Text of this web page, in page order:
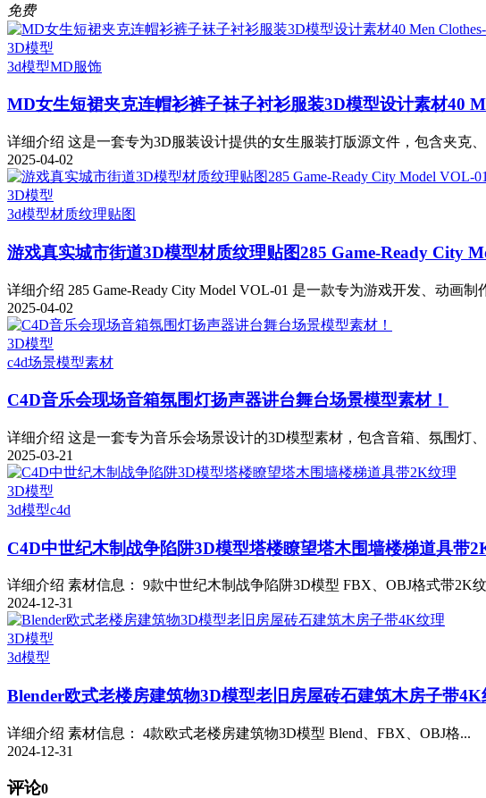
免费
3D模型
3d模型MD服饰
MD女生短裙夹克连帽衫裤子袜子衬衫服装3D模型设计素材40
详细介绍 这是一套专为3D服装设计提供的女生服装打版源文件，包含夹克
2025-04-02
3D模型
3d模型材质纹理贴图
游戏真实城市街道3D模型材质纹理贴图285 Game-Ready City
详细介绍 285 Game-Ready City Model VOL-01 是一款专为游戏开发、动画制
2025-04-02
3D模型
c4d场景模型素材
C4D音乐会现场音箱氛围灯扬声器讲台舞台场景模型素材！
详细介绍 这是一套专为音乐会场景设计的3D模型素材，包含音箱、氛围灯
2025-03-21
3D模型
3d模型c4d
C4D中世纪木制战争陷阱3D模型塔楼瞭望塔木围墙楼梯道具带
详细介绍 素材信息： 9款中世纪木制战争陷阱3D模型 FBX、OBJ格式带2K
2024-12-31
3D模型
3d模型
Blender欧式老楼房建筑物3D模型老旧房屋砖石建筑木房子带4K
详细介绍 素材信息： 4款欧式老楼房建筑物3D模型 Blend、FBX、OBJ格...
2024-12-31
评论0